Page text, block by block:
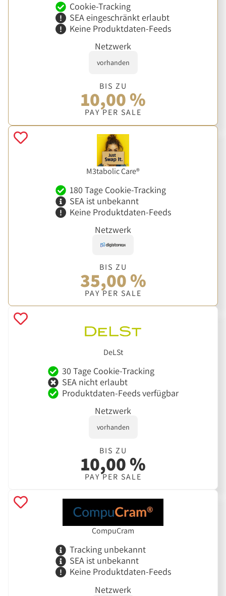
Cookie-Tracking
SEA eingeschränkt erlaubt
Keine Produktdaten-Feeds
Netzwerk
vorhanden
BIS ZU
10,00 %
PAY PER SALE
M3tabolic Care®
180 Tage Cookie-Tracking
SEA ist unbekannt
Keine Produktdaten-Feeds
Netzwerk
BIS ZU
35,00 %
PAY PER SALE
DeLSt
30 Tage Cookie-Tracking
SEA nicht erlaubt
Produktdaten-Feeds verfügbar
Netzwerk
vorhanden
BIS ZU
10,00 %
PAY PER SALE
CompuCram
Tracking unbekannt
SEA ist unbekannt
Keine Produktdaten-Feeds
Netzwerk